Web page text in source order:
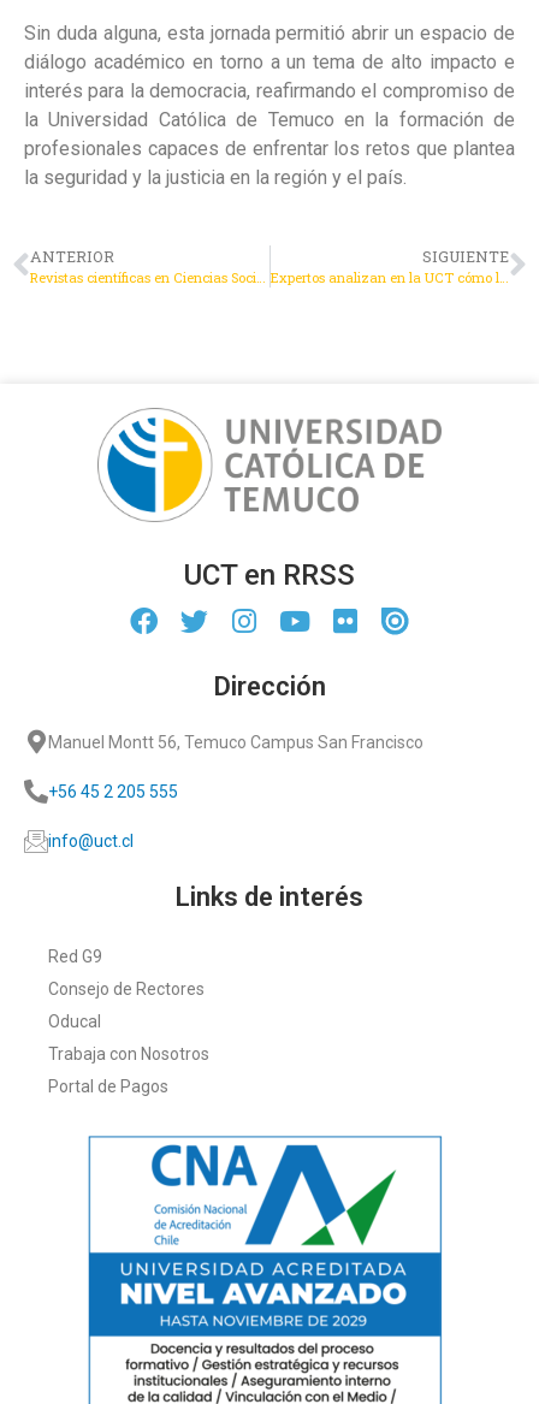
Sin duda alguna, esta jornada permitió abrir un espacio de
diálogo académico en torno a un tema de alto impacto e
interés para la democracia, reafirmando el compromiso de
la Universidad Católica de Temuco en la formación de
profesionales capaces de enfrentar los retos que plantea
la seguridad y la justicia en la región y el país.
ANTERIOR SIGUIENTE
UCT en RRSS
Dirección
Manuel Montt 56, Temuco Campus San Francisco
+56 45 2 205 555
info@uct.cl
Links de interés
Red G9
Consejo de Rectores
Oducal
Trabaja con Nosotros
Portal de Pagos